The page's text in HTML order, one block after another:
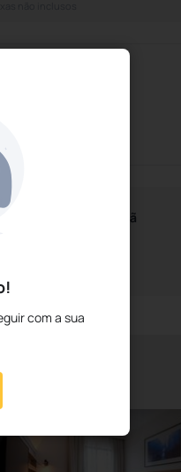
com a sua
do Café da Manhã